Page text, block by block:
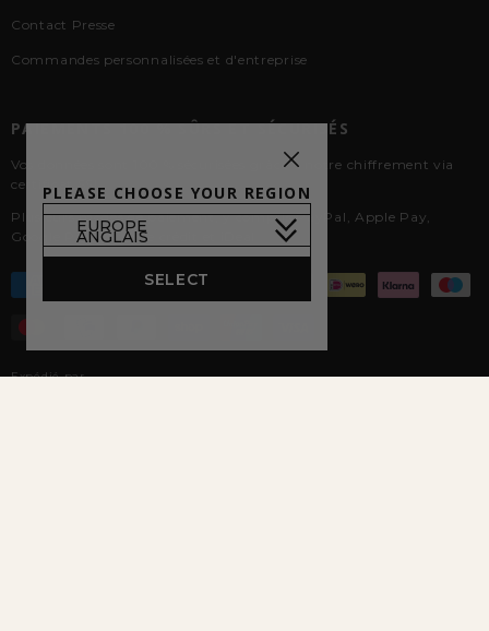
Contact Presse
Commandes personnalisées et d'entreprise
PAIEMENTS 100 % SÛRS ET SÉCURISÉS
Vos données sont 100 % sécurisées grâce à notre chiffrement via
certificat SSL.
Plusieurs modes de paiement, y compris PayPal, Apple Pay,
Google Pay, carte de crédit et iDeal.
Expédié par
PLEASE CHOOSE YOUR REGION
SELECT